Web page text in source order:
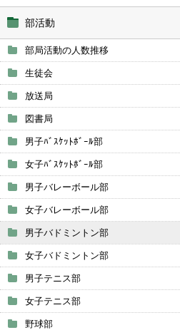
部活動
部局活動の人数推移
生徒会
放送局
図書局
男子ﾊﾞｽｹｯﾄﾎﾞｰﾙ部
女子ﾊﾞｽｹｯﾄﾎﾞｰﾙ部
男子バレーボール部
女子バレーボール部
男子バドミントン部
女子バドミントン部
男子テニス部
女子テニス部
野球部